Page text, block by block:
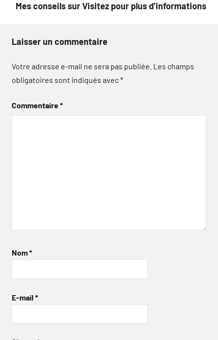
Mes conseils sur Visitez pour plus d’informations
Laisser un commentaire
Votre adresse e-mail ne sera pas publiée. Les champs
obligatoires sont indiqués avec*
Commentaire*
Nom*
E-mail *